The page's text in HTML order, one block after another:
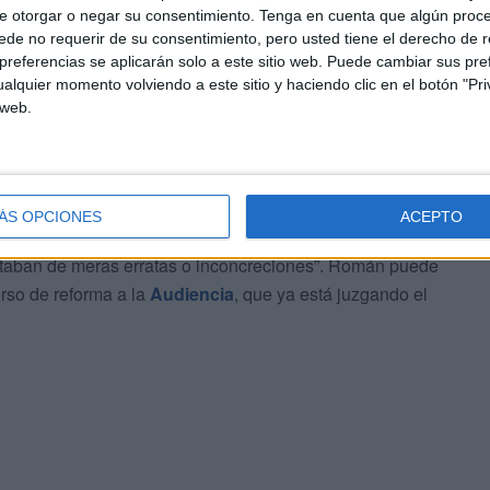
otorgar o negar su consentimiento. Tenga en cuenta que algún
no requerir de su consentimiento, pero usted tiene el derecho de
se aplicarán solo a este sitio web. Puede cambiar sus
momento volviendo a este sitio y haciendo clic en el botón
OPCIONES ACEPTO
elaborar informes “omitiendo datos absolutamente
“afirmaciones categóricas sobre la norma aplicable y
de adjudicación, e incluso afirmando que
cuando si constaban, y ello sin recabar el dictamen
existen indicios suficientes que permitan sostener que
de meras erratas o inconcreciones”. Román puede
de reforma a la Audiencia, que ya está juzgando el